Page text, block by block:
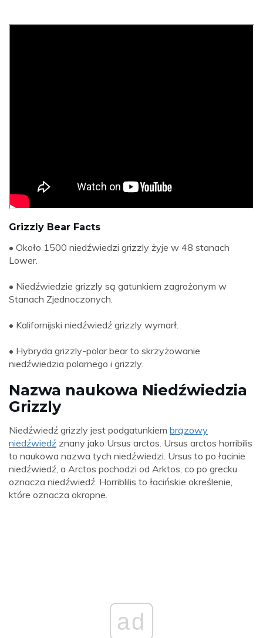
Grizzly Bear Facts
• Około 1500 niedźwiedzi grizzly żyje w 48 stanach
Lower.
• Niedźwiedzie grizzly są gatunkiem zagrożonym w
Stanach Zjednoczonych.
• Kalifornijski niedźwiedź grizzly wymarł.
• Hybryda grizzly-polar bear to skrzyżowanie
niedźwiedzia polarnego i grizzly.
Nazwa naukowa Niedźwiedzia
Grizzly
Niedźwiedź grizzly jest podgatunkiem brązowy
niedźwiedź znany jako Ursus arctos. Ursus arctos horribilis
to naukowa nazwa tych niedźwiedzi. Ursus to po łacinie
niedźwiedź, a Arctos pochodzi od Arktos, co po grecku
oznacza niedźwiedź. Horriblilis to łacińskie określenie,
które oznacza okropne.
ad